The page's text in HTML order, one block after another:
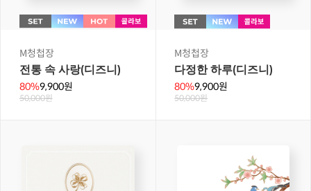
M청첩장
전통 속 사랑(디즈니)
80%9,900원
50,000원
M청첩장
다정한 하루(디즈니)
80%9,900원
50,000원